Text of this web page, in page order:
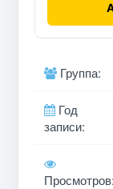
Группа:
Год
записи:
Просмотров: